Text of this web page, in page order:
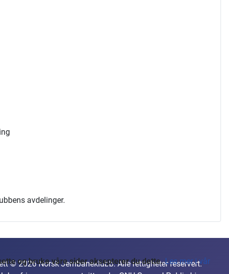
avdelinger.
© 2026 Norsk Jernbaneklubb. Alle rettigheter reservert.
og bruke våre sider aksepterer du dette. Les mer i vår